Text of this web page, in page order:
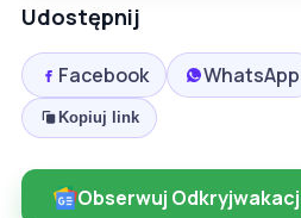
Udostępnij
Facebook WhatsApp
Kopiuj link
Obserwuj